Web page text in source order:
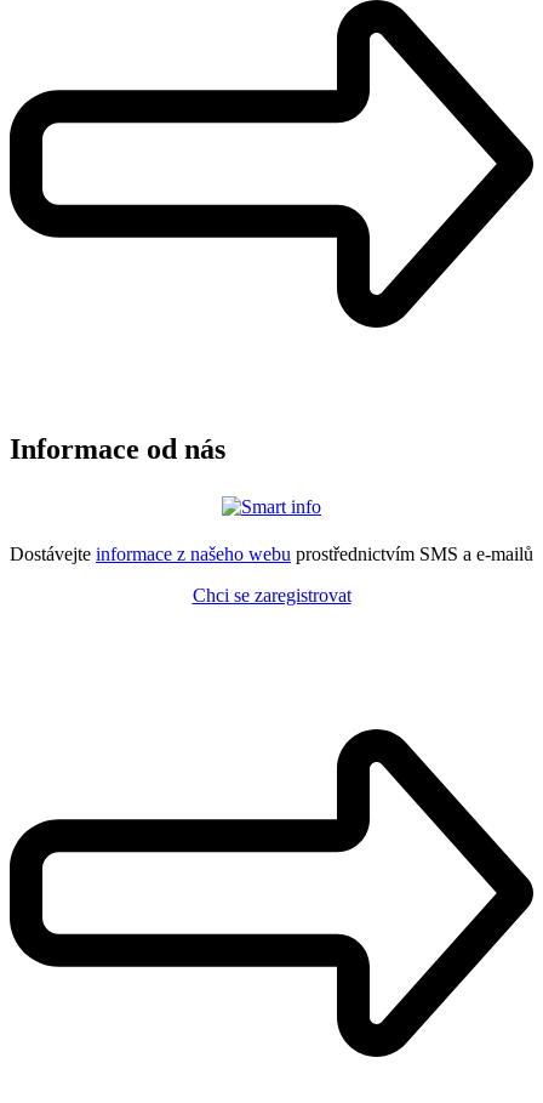
Informace od nás
Dostávejte informace z našeho webu prostřednictvím SMS a e-mailů
Chci se zaregistrovat